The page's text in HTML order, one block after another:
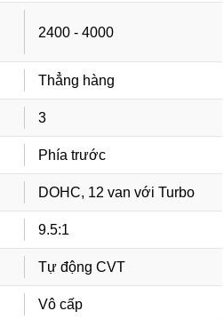
2400 - 4000
Thẳng hàng
3
Phía trước
DOHC, 12 van với Turbo
9.5:1
Tự động CVT
Vô cấp